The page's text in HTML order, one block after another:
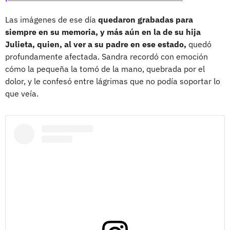
Las imágenes de ese día quedaron grabadas para
siempre en su memoria, y más aún en la de su hija
Julieta, quien, al ver a su padre en ese estado, quedó
profundamente afectada. Sandra recordó con emoción
cómo la pequeña la tomó de la mano, quebrada por el
dolor, y le confesó entre lágrimas que no podía soportar lo
que veía.